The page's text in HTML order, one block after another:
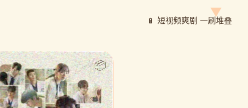
📱 短视频爽剧 一刷堆叠